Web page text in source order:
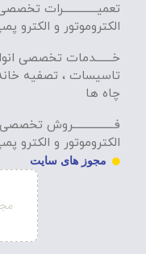
تعمیــــــــــــــرات
الکتروموتور و الکترو
خـــــــدمات تخصصی
تاسیسات ، تصفیه
چاه ها
فـــــــــــــــــروش
الکتروموتور و الکترو
مجوز های سایت